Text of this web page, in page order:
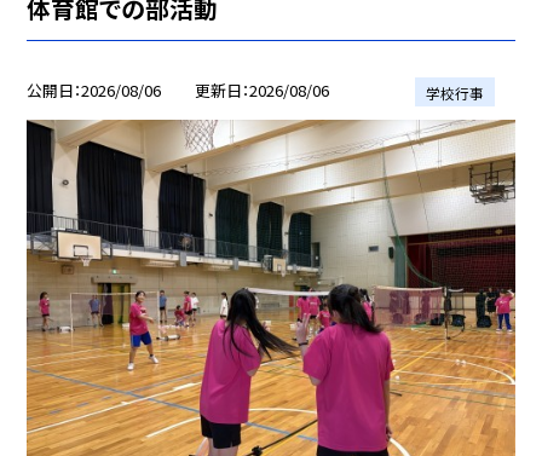
体育館での部活動
公開日 2026/08/06 更新日 2026/08/06 学校行事